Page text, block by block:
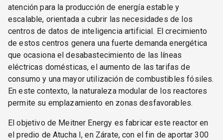
atención para la producción de energía estable y
escalable, orientada a cubrir las necesidades de los
centros de datos de inteligencia artificial. El crecimiento
de estos centros genera una fuerte demanda energética
que ocasiona el desabastecimiento de las líneas
eléctricas domésticas, el aumento de las tarifas de
consumo y una mayor utilización de combustibles fósiles.
En este contexto, la naturaleza modular de los reactores
permite su emplazamiento en zonas desfavorables.
El objetivo de Meitner Energy es fabricar este reactor en
el predio de Atucha I, en Zárate, con el fin de aportar 300